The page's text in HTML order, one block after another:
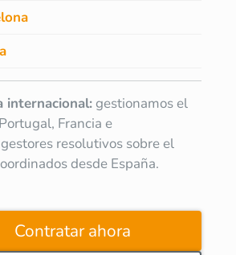
internacional: gestionamos el
Francia e
resolutivos sobre el
desde España.
Contratar ahora